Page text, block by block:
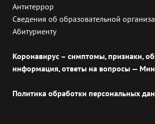
Антитеррор
Сведения об образовательной
Абитуриенту
Коронавирус – симптомы, признаки,
информация, ответы на вопросы —
Политика обработки персональных